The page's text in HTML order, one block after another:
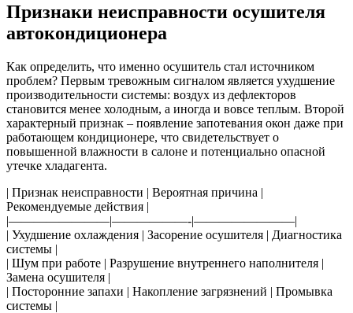
Признаки неисправности осушителя
автокондиционера
Как определить, что именно осушитель стал источником
проблем? Первым тревожным сигналом является ухудшение
производительности системы: воздух из дефлекторов
становится менее холодным, а иногда и вовсе теплым. Второй
характерный признак – появление запотевания окон даже при
работающем кондиционере, что свидетельствует о
повышенной влажности в салоне и потенциально опасной
утечке хладагента.
| Признак неисправности | Вероятная причина |
Рекомендуемые действия |
|————————|——————-|————————|
| Ухудшение охлаждения | Засорение осушителя | Диагностика
системы |
| Шум при работе | Разрушение внутреннего наполнителя |
Замена осушителя |
| Посторонние запахи | Накопление загрязнений | Промывка
системы |